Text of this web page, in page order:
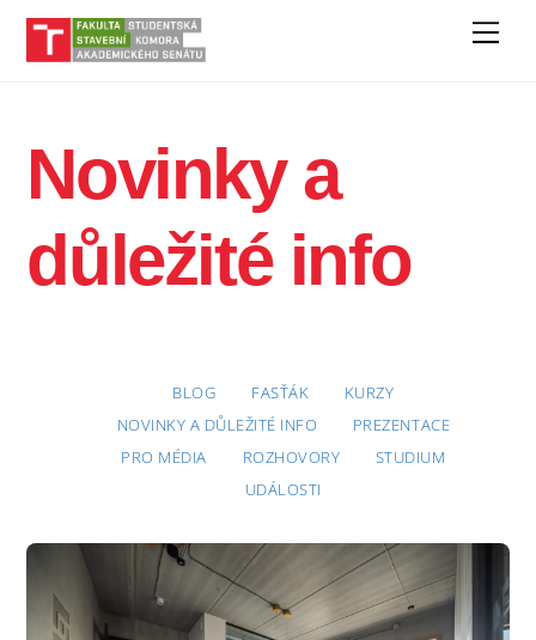
Skip
Novinky a
důležité info
BLOG FASŤÁK
KURZY
NOVINKY A DŮLEŽITÉ INFO
PREZENTACE
PRO MÉDIA
ROZHOVORY
STUDIUM
UDÁLOSTI